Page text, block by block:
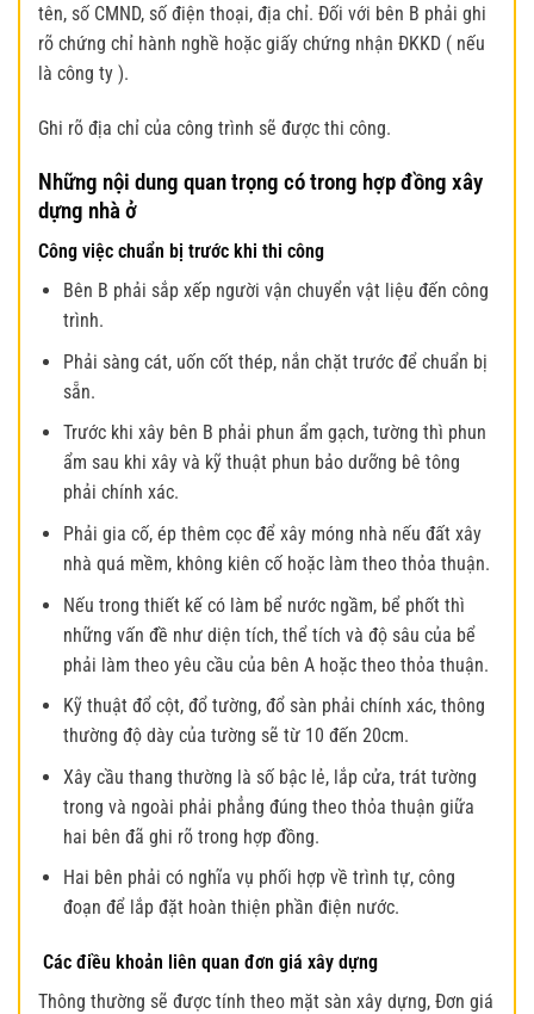
tên, số CMND, số điện thoại, địa chỉ. Đối với bên B phải ghi
rõ chứng chỉ hành nghề hoặc giấy chứng nhận ĐKKD ( nếu
là công ty ).
Ghi rõ địa chỉ của công trình sẽ được thi công.
Những nội dung quan trọng có trong hợp đồng xây
dựng nhà ở
Công việc chuẩn bị trước khi thi công
Bên B phải sắp xếp người vận chuyển vật liệu đến công
trình.
Phải sàng cát, uốn cốt thép, nắn chặt trước để chuẩn bị
sẵn.
Trước khi xây bên B phải phun ẩm gạch, tường thì phun
ẩm sau khi xây và kỹ thuật phun bảo dưỡng bê tông
phải chính xác.
Phải gia cố, ép thêm cọc để xây móng nhà nếu đất xây
nhà quá mềm, không kiên cố hoặc làm theo thỏa thuận.
Nếu trong thiết kế có làm bể nước ngầm, bể phốt thì
những vấn đề như diện tích, thể tích và độ sâu của bể
phải làm theo yêu cầu của bên A hoặc theo thỏa thuận.
Kỹ thuật đổ cột, đổ tường, đổ sàn phải chính xác, thông
thường độ dày của tường sẽ từ 10 đến 20cm.
Xây cầu thang thường là số bậc lẻ, lắp cửa, trát tường
trong và ngoài phải phẳng đúng theo thỏa thuận giữa
hai bên đã ghi rõ trong hợp đồng.
Hai bên phải có nghĩa vụ phối hợp về trình tự, công
đoạn để lắp đặt hoàn thiện phần điện nước.
Các điều khoản liên quan đơn giá xây dựng
Thông thường sẽ được tính theo mặt sàn xây dựng, Đơn giá